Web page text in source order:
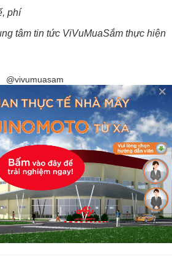
phí
tâm tin tức ViVuMuaSắm thực hiện
@vivumuasam